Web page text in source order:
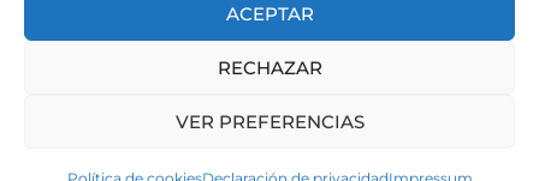
ACEPTAR
RECHAZAR
VER PREFERENCIAS